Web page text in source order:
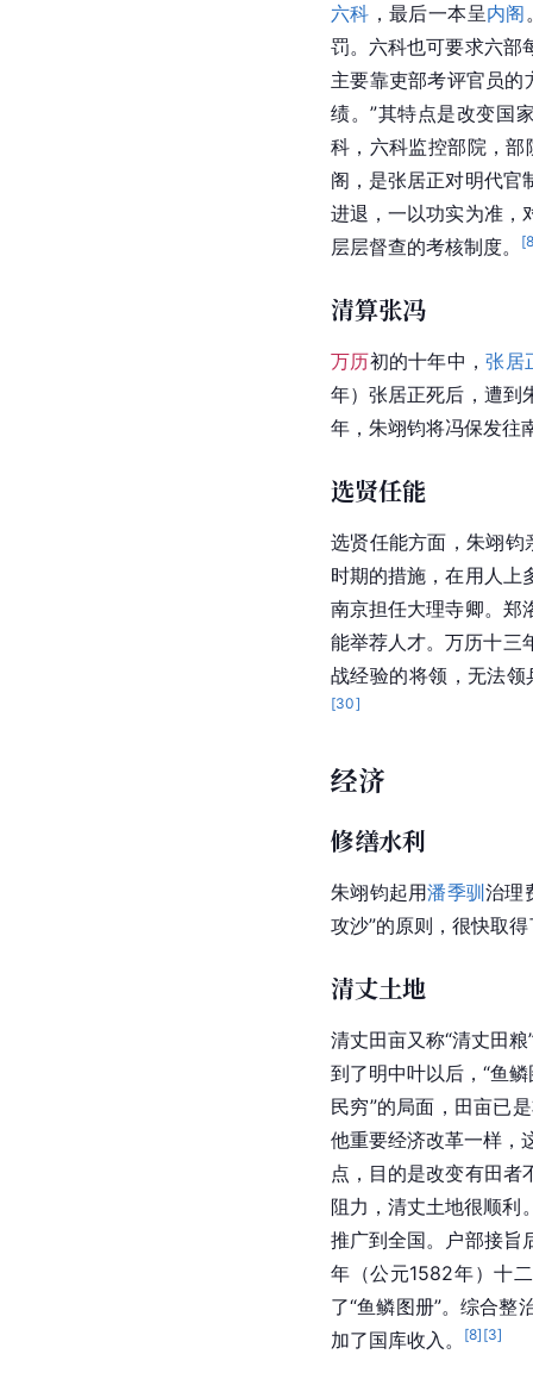
六科 ，最后一本呈内阁
罚。六科也可要求六部
主要靠吏部考评官员的
绩。”其特点是改变国
科，六科监控部院，
阁，是张居正对明代官
进退，一以功实为准，
层层督查的考核制度。
[
清算张冯
万历初的十年中，张居
年）张居正死后，遭到
年，朱翊钧将冯保发往
选贤任能
选贤任能方面，朱翊钧
时期的措施，在用人上
南京担任大理寺卿。郑
能举荐人才。万历十三
战经验的将领，无法
[30]
经济
修缮水利
朱翊钧起用潘季驯治理
攻沙”的原则，很快取
清丈土地
清丈田亩又称“清丈田
到了明中叶以后，“鱼
民穷”的局面，田亩已
他重要经济改革一样，
点，目的是改变有田者
阻力，清丈土地很顺利
推广到全国。户部接旨
年（公元1582年）十
了“鱼鳞图册”。综合
加了国库收入。
[8] [3]